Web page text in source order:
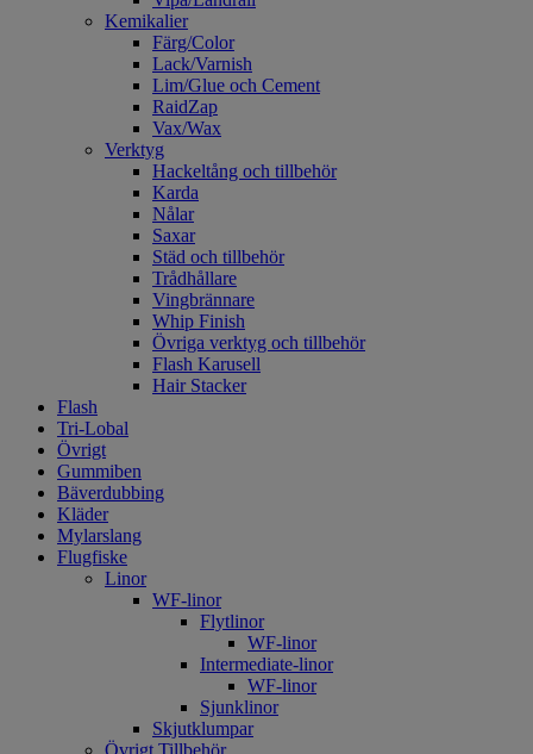
Kemikalier
Färg/Color
Lack/Varnish
Lim/Glue och Cement
RaidZap
Vax/Wax
Verktyg
Hackeltång och tillbehör
Karda
Nålar
Saxar
Städ och tillbehör
Trådhållare
Vingbrännare
Whip Finish
Övriga verktyg och tillbehör
Flash Karusell
Hair Stacker
Flash
Tri-Lobal
Övrigt
Gummiben
Bäverdubbing
Kläder
Mylarslang
Flugfiske
Linor
WF-linor
Flytlinor
WF-linor
Intermediate-linor
WF-linor
Sjunklinor
Skjutklumpar
Övrigt Tillbehör